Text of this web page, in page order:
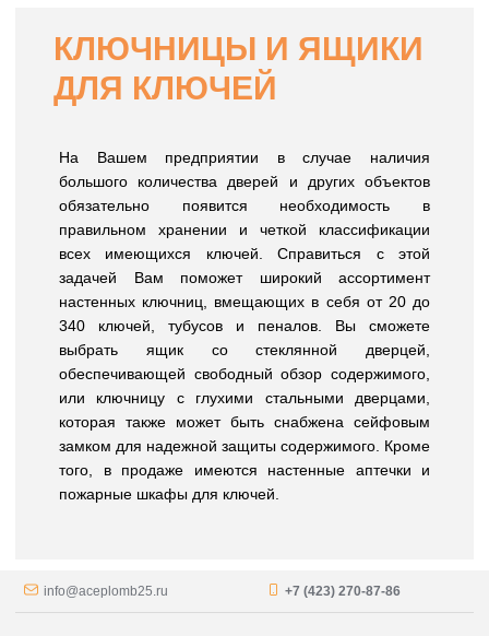
КЛЮЧНИЦЫ И ЯЩИКИ
ДЛЯ КЛЮЧЕЙ
На Вашем предприятии в случае наличия
большого количества дверей и других объектов
обязательно появится необходимость в
правильном хранении и четкой классификации
всех имеющихся ключей. Справиться с этой
задачей Вам поможет широкий ассортимент
настенных ключниц, вмещающих в себя от 20 до
340 ключей, тубусов и пеналов. Вы сможете
выбрать ящик со стеклянной дверцей,
обеспечивающей свободный обзор содержимого,
или ключницу с глухими стальными дверцами,
которая также может быть снабжена сейфовым
замком для надежной защиты содержимого. Кроме
того, в продаже имеются настенные аптечки и
пожарные шкафы для ключей.
info@aceplomb25.ru +7 (423) 270-87-86